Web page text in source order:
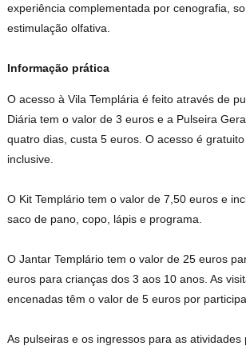
experiência complementada por cenografia,
estimulação olfativa.
Informação prática
O acesso à Vila Templária é feito através de
Diária tem o valor de 3 euros e a Pulseira
quatro dias, custa 5 euros. O acesso é
inclusive.
O Kit Templário tem o valor de 7,50 euros e
saco de pano, copo, lápis e programa.
O Jantar Templário tem o valor de 25 euros
euros para crianças dos 3 aos 10 anos. As
encenadas têm o valor de 5 euros por
As pulseiras e os ingressos para as atividades